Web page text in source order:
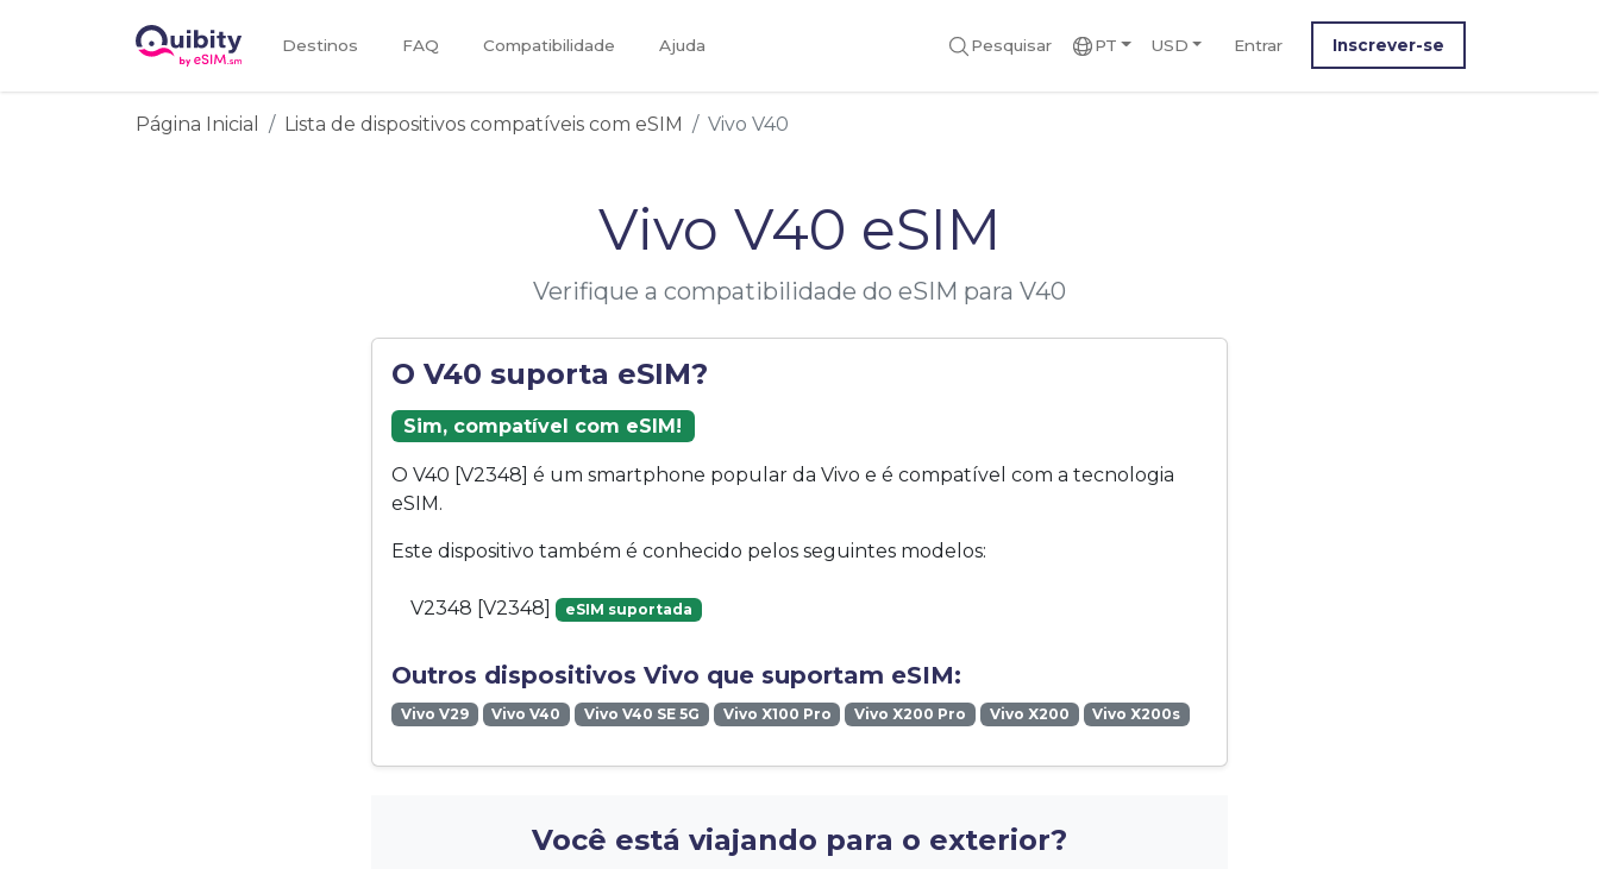
Destinos FAQ Compatibilidade Ajuda Pesquisar PT USD Entrar Inscrever-se
Página Inicial Lista de dispositivos compatíveis com eSIM Vivo V40
Vivo V40 eSIM
Verifique a compatibilidade do eSIM para V40
O V40 suporta eSIM?
Sim, compatível com eSIM!
O V40 [V2348] é um smartphone popular da Vivo e é compatível com a tecnologia
eSIM.
Este dispositivo também é conhecido pelos seguintes modelos:
V2348 [V2348] eSIM suportada
Outros dispositivos Vivo que suportam eSIM:
Vivo V29 Vivo V40 Vivo V40 SE 5G Vivo X100 Pro Vivo X200 Pro Vivo X200 Vivo X200s
Você está viajando para o exterior?